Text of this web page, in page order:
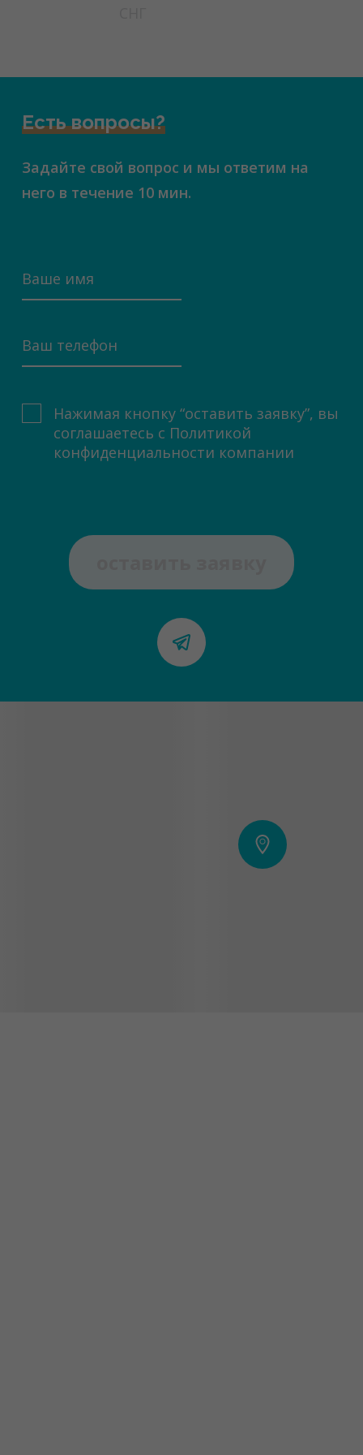
Есть вопросы?
Задайте свой вопрос и мы ответим на
него в течение 10 мин.
Нажимая кнопку “оставить заявку”, вы
соглашаетесь с Политикой
конфиденциальности компании